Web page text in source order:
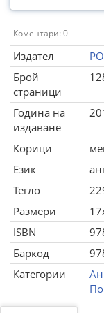
Коментари: 0
Издател
Брой
страници
Година на
издаване
Корици
Език
Тегло
Размери
ISBN
Баркод
Категории